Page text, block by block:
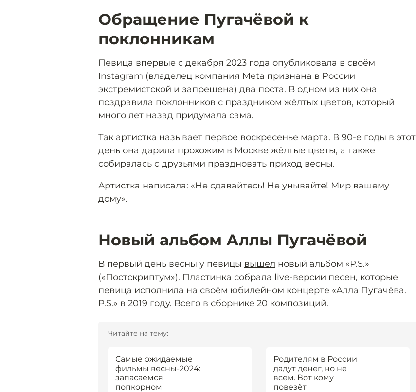
Обращение Пугачёвой к
поклонникам
Певица впервые с декабря 2023 года опубликовала в своём
Instagram (владелец компания Meta признана в России
экстремистской и запрещена) два поста. В одном из них она
поздравила поклонников с праздником жёлтых цветов, который
много лет назад придумала сама.
Так артистка называет первое воскресенье марта. В 90-е годы в этот
день она дарила прохожим в Москве жёлтые цветы, а также
собиралась с друзьями праздновать приход весны.
Артистка написала: «Не сдавайтесь! Не унывайте! Мир вашему
дому».
Новый альбом Аллы Пугачёвой
В первый день весны у певицы вышел новый альбом «P.S.»
(«Постскриптум»). Пластинка собрала live-версии песен, которые
певица исполнила на своём юбилейном концерте «Алла Пугачёва.
P.S.» в 2019 году. Всего в сборнике 20 композиций.
Читайте на тему:
Самые ожидаемые
фильмы весны-2024:
запасаемся
попкорном
Родителям в России
дадут денег, но не
всем. Вот кому
повезёт